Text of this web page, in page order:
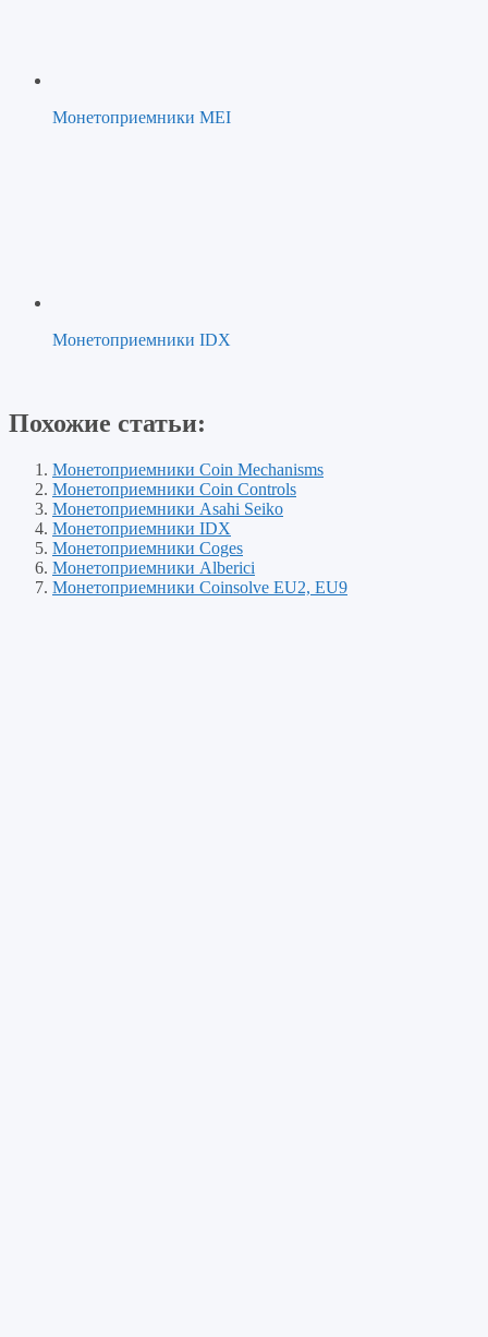
Монетоприемники MEI
Монетоприемники IDX
Похожие статьи:
Монетоприемники Coin Mechanisms
Монетоприемники Coin Controls
Монетоприемники Asahi Seiko
Монетоприемники IDX
Монетоприемники Coges
Монетоприемники Alberici
Монетоприемники Coinsolve EU2, EU9